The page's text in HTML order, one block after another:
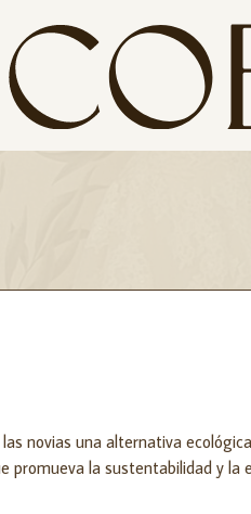
novias una alternativa
promueva la sustentabilidad y la